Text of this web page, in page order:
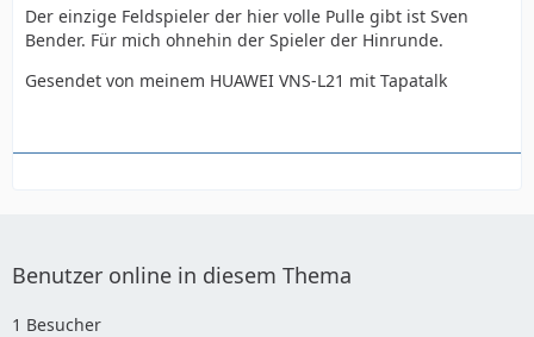
Der einzige Feldspieler der hier volle Pulle gibt ist Sven
Bender. Für mich ohnehin der Spieler der Hinrunde.
Gesendet von meinem HUAWEI VNS-L21 mit Tapatalk
Benutzer online in diesem Thema
1 Besucher